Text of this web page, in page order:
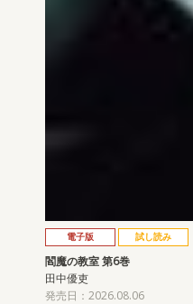
電子版 試し読み
閻魔の教室 第6巻
田中優吏
発売日：2026.08.06